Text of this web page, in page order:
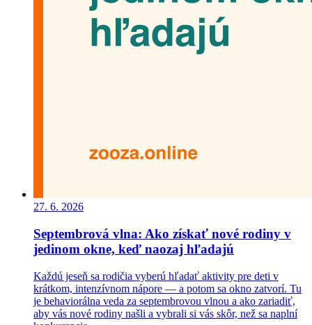
27. 6. 2026
Septembrová vlna: Ako získať nové rodiny v
jedinom okne, keď naozaj hľadajú
Každú jeseň sa rodičia vyberú hľadať aktivity pre deti v
krátkom, intenzívnom nápore — a potom sa okno zatvorí. Tu
je behaviorálna veda za septembrovou vlnou a ako zariadiť,
aby vás nové rodiny našli a vybrali si vás skôr, než sa naplní